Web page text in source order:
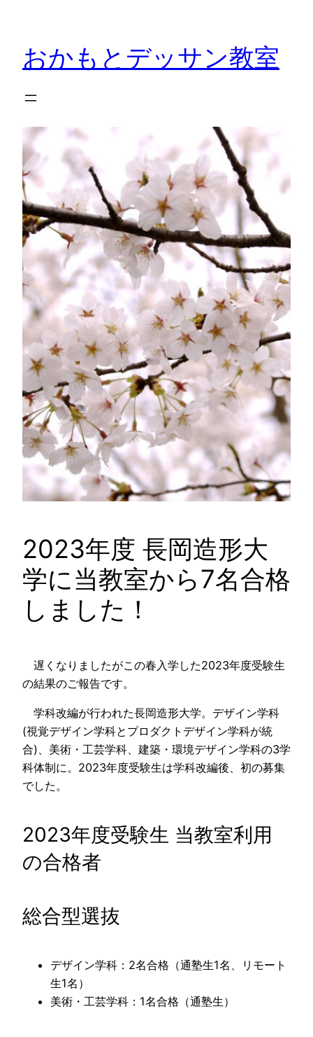
おかもとデッサン教室
2023年度 長岡造形大
学に当教室から7名合格
しました！
遅くなりましたがこの春入学した2023年度受験生
の結果のご報告です。
学科改編が行われた長岡造形大学。デザイン学科
(視覚デザイン学科とプロダクトデザイン学科が統
合)、美術・工芸学科、建築・環境デザイン学科の3学
科体制に。2023年度受験生は学科改編後、初の募集
でした。
2023年度受験生 当教室利用
の合格者
総合型選抜
デザイン学科：2名合格（通塾生1名、リモート
生1名）
美術・工芸学科：1名合格（通塾生）